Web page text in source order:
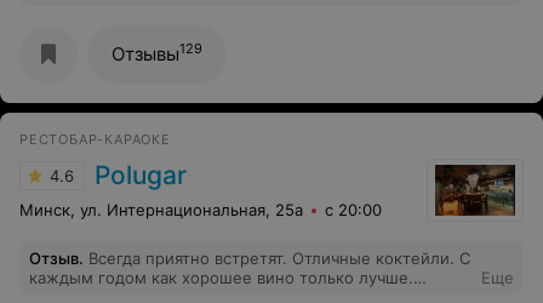
Отзывы129
РЕСТОБАР-КАРАОКЕ
4.6 Polugar
Минск, ул. Интернациональная, 25а с 20:00
Отзыв. Всегда приятно встретят. Отличные коктейли. С
каждым годом как хорошее вино только лучше.
Еще